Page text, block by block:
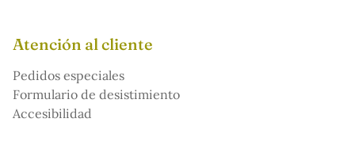
Atención al cliente
Pedidos especiales
Formulario de desistimiento
Accesibilidad